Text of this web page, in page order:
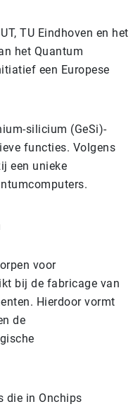
TU Eindhoven en het
het Quantum
een Europese
silicium (GeSi)-
functies. Volgens
een unieke
voor
bij de fabricage van
Hierdoor vormt
de
die in Onchips